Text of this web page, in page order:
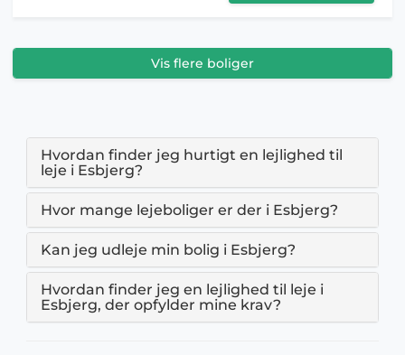
Vis flere boliger
Hvordan finder jeg hurtigt en lejlighed til
leje i Esbjerg?
Hvor mange lejeboliger er der i Esbjerg?
Kan jeg udleje min bolig i Esbjerg?
Hvordan finder jeg en lejlighed til leje i
Esbjerg, der opfylder mine krav?